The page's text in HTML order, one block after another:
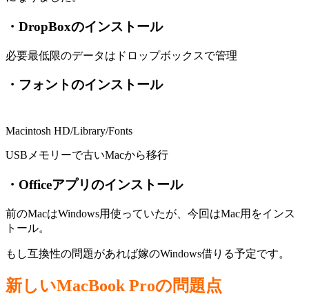
・DropBoxのインストール
必要最低限のデータはドロップボックスで管理
・フォントのインストール
Macintosh HD/Library/Fonts
USBメモリーで古いMacから移行
・Officeアプリのインストール
前のMacはWindows用使っていたが、今回はMac用をインス
トール。
もし互換性の問題があれば嫁のWindows借りる予定です。
新しいMacBook Proの問題点